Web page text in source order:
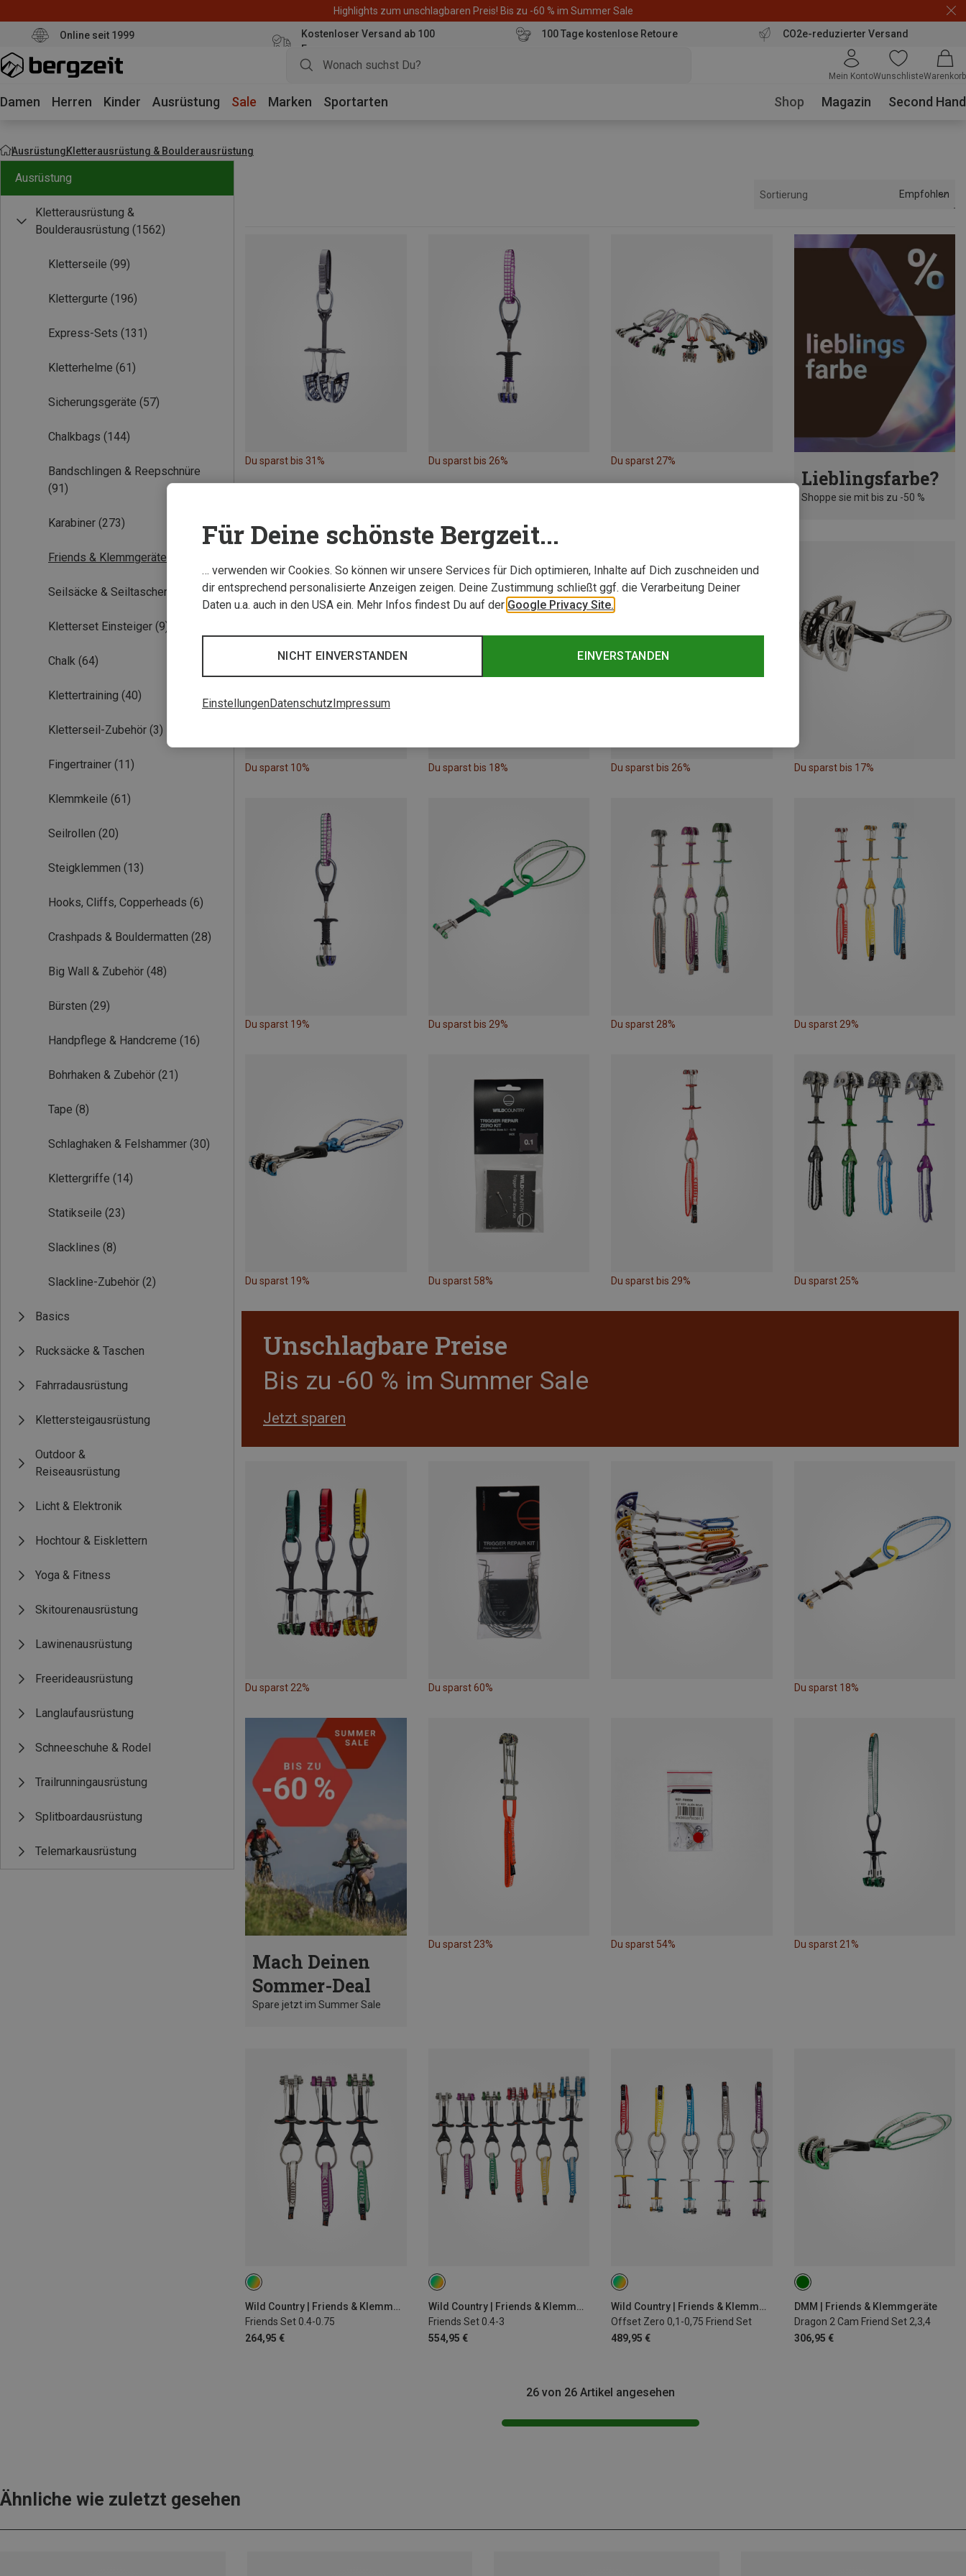
Highlights zum unschlagbaren Preis! Bis zu -60 % im Summer Sale
Online seit 1999
Kostenloser Versand ab 100
Euro
100 Tage kostenlose Retoure CO2e-reduzierter Versand
Mein KontoWunschlisteWarenkorb
Damen Herren Kinder Ausrüstung Sale Marken Sportarten Shop Magazin Second Hand
AusrüstungKletterausrüstung & Boulderausrüstung
Ausrüstung
Kletterausrüstung &
Boulderausrüstung (1562)
Kletterseile (99)
Klettergurte (196)
Express-Sets (131)
Kletterhelme (61)
Sicherungsgeräte (57)
Chalkbags (144)
Bandschlingen & Reepschnüre
(91)
Karabiner (273)
Friends & Klemmgeräte
Seilsäcke & Seiltaschen
Kletterset Einsteiger (9)
Chalk (64)
Klettertraining (40)
Kletterseil-Zubehör (3)
Fingertrainer (11)
Klemmkeile (61)
Seilrollen (20)
Steigklemmen (13)
Hooks, Cliffs, Copperheads (6)
Crashpads & Bouldermatten (28)
Big Wall & Zubehör (48)
Bürsten (29)
Handpflege & Handcreme (16)
Bohrhaken & Zubehör (21)
Tape (8)
Schlaghaken & Felshammer (30)
Klettergriffe (14)
Statikseile (23)
Slacklines (8)
Slackline-Zubehör (2)
Basics
Rucksäcke & Taschen
Fahrradausrüstung
Klettersteigausrüstung
Outdoor &
Reiseausrüstung
Licht & Elektronik
Hochtour & Eisklettern
Yoga & Fitness
Skitourenausrüstung
Lawinenausrüstung
Freerideausrüstung
Langlaufausrüstung
Schneeschuhe & Rodel
Trailrunningausrüstung
Splitboardausrüstung
Telemarkausrüstung
Sortierung Empfohlen
Du sparst bis 31% Du sparst bis 26% Du sparst 27%
Lieblingsfarbe?
Shoppe sie mit bis zu -50 %
Du sparst 10% Du sparst bis 18% Du sparst bis 26% Du sparst bis 17%
Du sparst 19% Du sparst bis 29% Du sparst 28% Du sparst 29%
Du sparst 19% Du sparst 58% Du sparst bis 29% Du sparst 25%
Unschlagbare Preise
Bis zu -60 % im Summer Sale
Jetzt sparen
Du sparst 22% Du sparst 60% Du sparst 18%
Mach Deinen
Sommer-Deal
Spare jetzt im Summer Sale
Du sparst 23% Du sparst 54% Du sparst 21%
Wild Country | Friends & Klemmgeräte
Friends Set 0.4-0.75
264,95 €
Wild Country | Friends & Klemmgeräte
Friends Set 0.4-3
554,95 €
Wild Country | Friends & Klemmgeräte
Offset Zero 0,1-0,75 Friend Set
489,95 €
DMM | Friends & Klemmgeräte
Dragon 2 Cam Friend Set 2,3,4
306,95 €
26 von 26 Artikel angesehen
Ähnliche wie zuletzt gesehen
Für Deine schönste Bergzeit...
… verwenden wir Cookies. So können wir unsere Services für Dich optimieren, Inhalte auf Dich zuschneiden und
dir entsprechend personalisierte Anzeigen zeigen. Deine Zustimmung schließt ggf. die Verarbeitung Deiner
Daten u.a. auch in den USA ein. Mehr Infos findest Du auf der Google Privacy Site.
EINVERSTANDEN
NICHT EINVERSTANDEN
EinstellungenDatenschutzImpressum